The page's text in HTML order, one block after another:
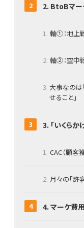
2. BtoBマー
軸①：地上
軸②：空中
大事なのは
せること」
3. 「いくら
CAC（顧客
月々の「許
4. マーケ費